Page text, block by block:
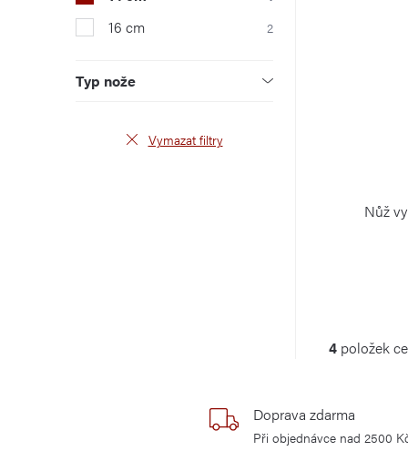
16 cm 2
Typ nože
Vymazat filtry
Nůž
O
l
4 položek
Doprava zdarma
Při objednávce nad 2500